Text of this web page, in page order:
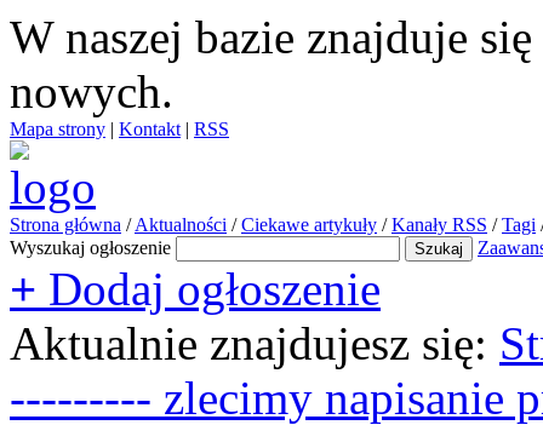
W naszej bazie znajduje się
nowych.
Mapa strony | Kontakt | RSS
Strona główna / Aktualności / Ciekawe artykuły / Kanały RSS / Tagi
Wyszukaj ogłoszenie
+ Dodaj ogłoszenie
Aktualnie znajdujesz się:
--------- zlecimy napisanie